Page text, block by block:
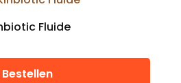
Fluide
Bestellen